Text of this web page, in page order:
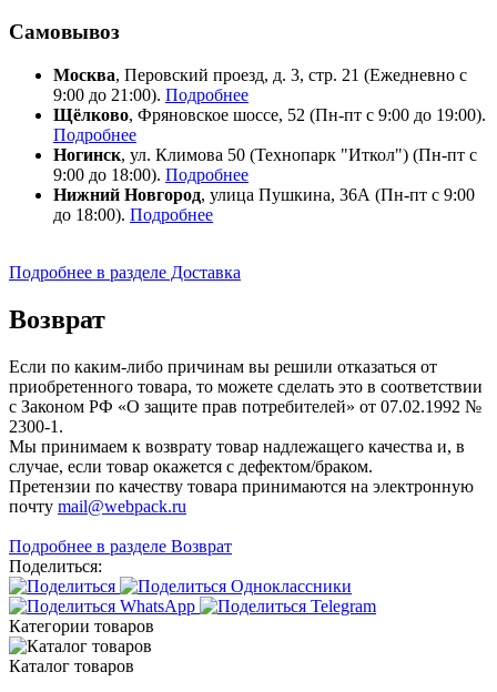
Самовывоз
Москва, Перовский проезд, д. 3, стр. 21 (Ежедневно с
9:00 до 21:00). Подробнее
Щёлково, Фряновское шоссе, 52 (Пн-пт с 9:00 до 19:00).
Подробнее
Ногинск, ул. Климова 50 (​Технопарк "Иткол") (Пн-пт с
9:00 до 18:00). Подробнее
Нижний Новгород, улица Пушкина, 36А (Пн-пт с 9:00
до 18:00). Подробнее
Подробнее в разделе Доставка
Возврат
Если по каким-либо причинам вы решили отказаться от
приобретенного товара, то можете сделать это в соответствии
с Законом РФ «О защите прав потребителей» от 07.02.1992 №
2300-1.
Мы принимаем к возврату товар надлежащего качества и, в
случае, если товар окажется с дефектом/браком.
Претензии по качеству товара принимаются на электронную
почту mail@webpack.ru
Подробнее в разделе Возврат
Поделиться:
Категории товаров
Каталог товаров